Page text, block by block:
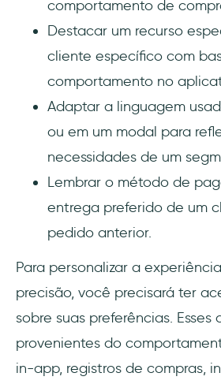
comportamento de
Destacar um recurso
cliente específico com
comportamento no
Adaptar a linguagem
ou em um modal para
necessidades de um
Lembrar o método de
entrega preferido de um
pedido anterior.
Para personalizar a
precisão, você precisará ter
sobre suas preferências.
provenientes do
in-app, registros de compras,